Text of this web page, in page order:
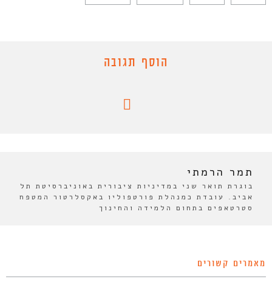
הוסף תגובה
תמר הרמתי
בוגרת תואר שני במדיניות ציבורית באוניברסיטת תל
אביב. עובדת כמנהלת פורטפוליו באקסלרטור המטפח
סטרטאפים בתחום הלמידה והחינוך
מאמרים קשורים